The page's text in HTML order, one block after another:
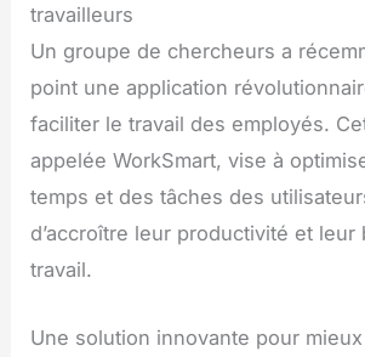
travailleurs
Un groupe de chercheurs a
point une application
faciliter le travail des employés.
appelée WorkSmart, vise à
temps et des tâches des
d’accroître leur productivité et leur
travail.
Une solution innovante pour